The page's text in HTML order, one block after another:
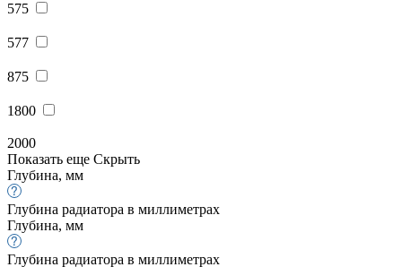
575
577
875
1800
2000
Показать еще Скрыть
Глубина, мм
Глубина радиатора в миллиметрах
Глубина, мм
Глубина радиатора в миллиметрах